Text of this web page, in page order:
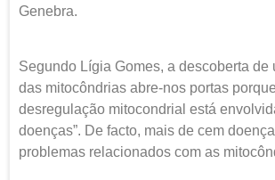
Genebra.
Segundo Lígia Gomes, a descoberta de
das mitocôndrias abre-nos portas
desregulação mitocondrial está
doenças”. De facto, mais de cem
problemas relacionados com as